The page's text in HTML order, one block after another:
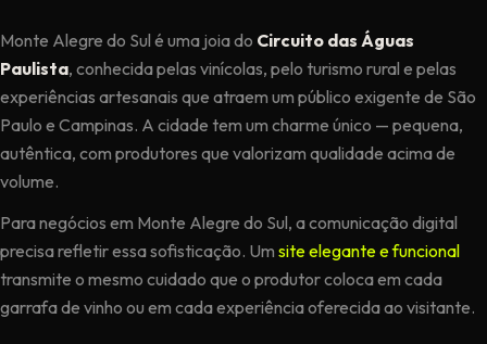
Monte Alegre do Sul é uma joia do Circuito das Águas
Paulista, conhecida pelas vinícolas, pelo turismo rural e pelas
experiências artesanais que atraem um público exigente de São
Paulo e Campinas. A cidade tem um charme único — pequena,
autêntica, com produtores que valorizam qualidade acima de
volume.
Para negócios em Monte Alegre do Sul, a comunicação digital
precisa refletir essa sofisticação. Um site elegante e funcional
transmite o mesmo cuidado que o produtor coloca em cada
garrafa de vinho ou em cada experiência oferecida ao visitante.